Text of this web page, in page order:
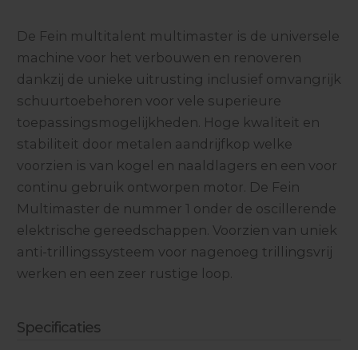
De Fein multitalent multimaster is de universele
machine voor het verbouwen en renoveren
dankzij de unieke uitrusting inclusief omvangrijk
schuurtoebehoren voor vele superieure
toepassingsmogelijkheden. Hoge kwaliteit en
stabiliteit door metalen aandrijfkop welke
voorzien is van kogel en naaldlagers en een voor
continu gebruik ontworpen motor. De Fein
Multimaster de nummer 1 onder de oscillerende
elektrische gereedschappen. Voorzien van uniek
anti-trillingssysteem voor nagenoeg trillingsvrij
werken en een zeer rustige loop.
Specificaties